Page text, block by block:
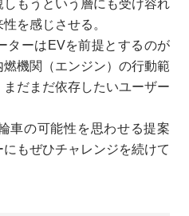
もうという層にも受け容れ
を感じさせる。
ターはEVを前提とするのが
機関（エンジン）の行動範
だまだ依存したいユーザー
車の可能性を思わせる提案
もぜひチャレンジを続けて